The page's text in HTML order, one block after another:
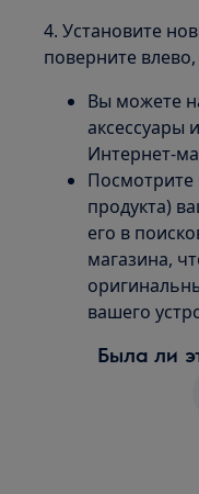
4. Установите
поверните
Вы можете
аксессуары
Интернет-
Посмотрите
продукта)
его в
магазина,
вашего
Была ли